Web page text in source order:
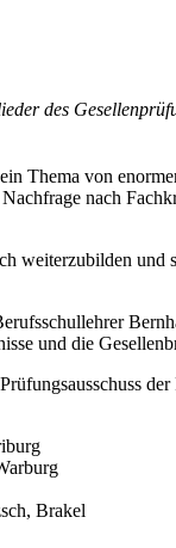
des
Thema von
nach
weiterzubilden
und die
Brakel